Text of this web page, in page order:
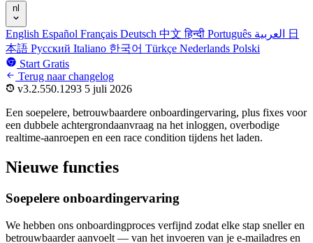
nl
English Español Français Deutsch 中文हिन्दी Português
日
本語 Русский Italiano 한국어 Türkçe Nederlands Polski
Start Gratis
Terug naar changelog
v3.2.550.1293 5 juli 2026
Een soepelere, betrouwbaardere onboardingervaring, plus fixes voor
een dubbele achtergrondaanvraag na het inloggen, overbodige
realtime-aanroepen en een race condition tijdens het laden.
Nieuwe functies
Soepelere onboardingervaring
We hebben ons onboardingproces verfijnd zodat elke stap sneller en
betrouwbaarder aanvoelt — van het invoeren van je e-mailadres en